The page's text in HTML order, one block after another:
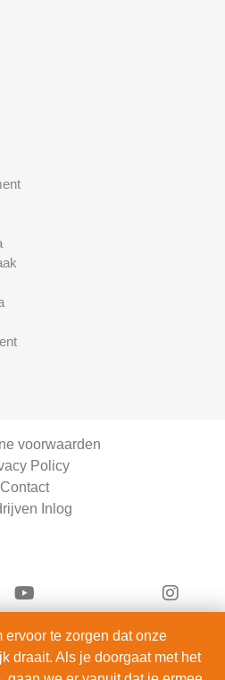
voorwaarden
Policy
Contact
Inlog
is onderdeel van
| KVK 90914872
te zorgen dat onze
draait. Als je doorgaat met het